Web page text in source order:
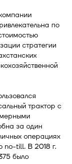
по
стратегии
трактор с
за один
операциях
no-till. В 2018 г.
было